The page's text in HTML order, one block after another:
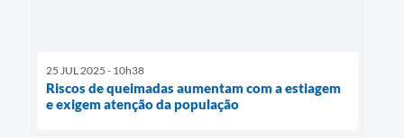
25 JUL 2025 - 10h38
Riscos de queimadas aumentam com a estiagem
e exigem atenção da população